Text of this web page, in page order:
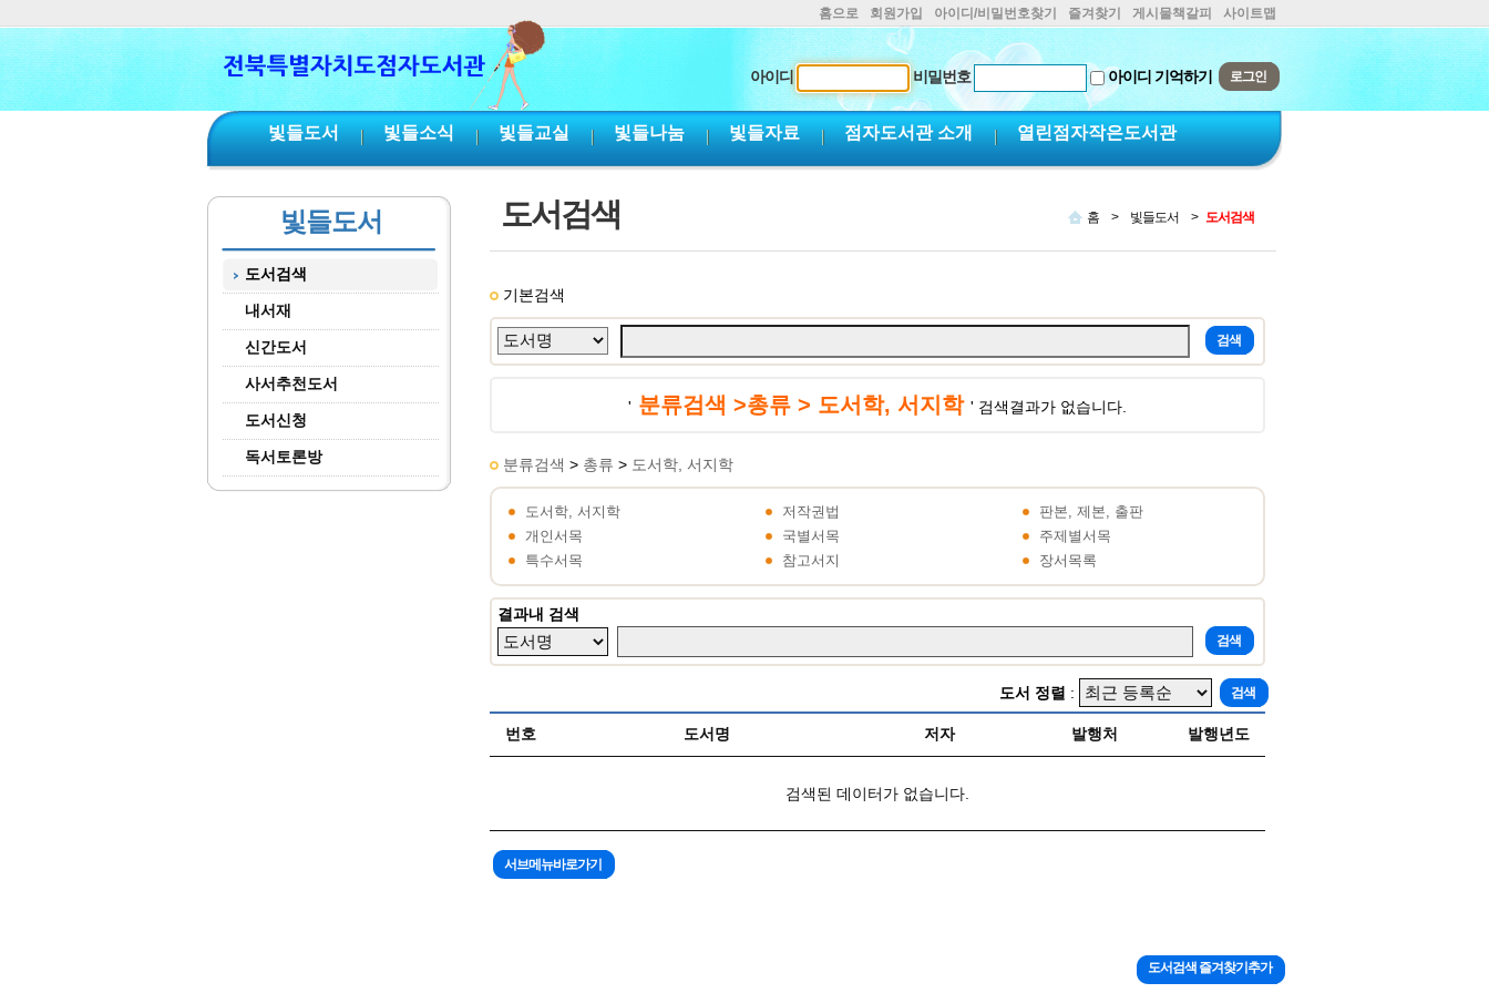
홈으로 회원가입 아이디/비밀번호찾기 즐겨찾기 게시물책갈피 사이트맵
아이디 비밀번호 아이디 기억하기
빛들도서 빛들소식 빛들교실 빛들나눔 빛들자료 점자도서관 소개 열린점자작은도서관
빛들도서
도서검색
내서재
신간도서
사서추천도서
도서신청
독서토론방
홈 > 빛들도서 > 도서검색
도서검색
기본검색
' 분류검색 >총류 > 도서학, 서지학 ' 검색결과가 없습니다.
분류검색 > 총류 > 도서학, 서지학
도서학, 서지학 저작권법
판본, 제본, 출판
개인서목
국별서목
주제별서목
특수서목
참고서지 장서목록
결과내 검색
도서 정렬 :
번호 도서명 저자 발행처 발행년도
검색된 데이터가 없습니다.
도서검색 즐겨찾기추가